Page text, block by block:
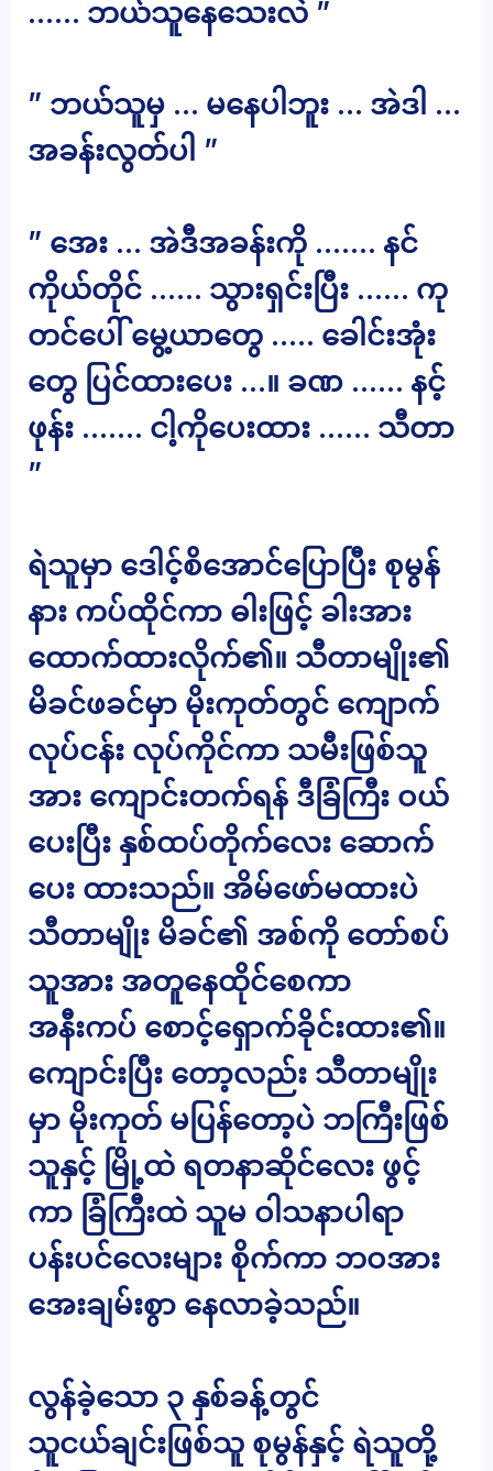
…… ဘယ်သူနေသေးလဲ ”
” ဘယ်သူမှ … မနေပါဘူး … အဲဒါ …
အခန်းလွတ်ပါ ”
” အေး … အဲဒီအခန်းကို ……. နင်
ကိုယ်တိုင် …… သွားရှင်းပြီး …… ကု
တင်ပေါ် မွေ့ယာတွေ ….. ခေါင်းအုံး
တွေ ပြင်ထားပေး …။ ခဏ …… နင့်
ဖုန်း ……. ငါ့ကိုပေးထား …… သီတာ
”
ရဲသူမှာ ဒေါင့်စိအောင်ပြောပြီး စုမွန်
နား ကပ်ထိုင်ကာ ဓါးဖြင့် ခါးအား
ထောက်ထားလိုက်၏။ သီတာမျိုး၏
မိခင်ဖခင်မှာ မိုးကုတ်တွင် ကျောက်
လုပ်ငန်း လုပ်ကိုင်ကာ သမီးဖြစ်သူ
အား ကျောင်းတက်ရန် ဒီခြံကြီး ဝယ်
ပေးပြီး နှစ်ထပ်တိုက်လေး ဆောက်
ပေး ထားသည်။ အိမ်ဖော်မထားပဲ
သီတာမျိုး မိခင်၏ အစ်ကို တော်စပ်
သူအား အတူနေထိုင်စေကာ
အနီးကပ် စောင့်ရှောက်ခိုင်းထား၏။
ကျောင်းပြီး တော့လည်း သီတာမျိုး
မှာ မိုးကုတ် မပြန်တော့ပဲ ဘကြီးဖြစ်
သူနှင့် မြို့ထဲ ရတနာဆိုင်လေး ဖွင့်
ကာ ခြံကြီးထဲ သူမ ဝါသနာပါရာ
ပန်းပင်လေးများ စိုက်ကာ ဘဝအား
အေးချမ်းစွာ နေလာခဲ့သည်။
လွန်ခဲ့သော ၃ နှစ်ခန့်တွင်
သူငယ်ချင်းဖြစ်သူ စုမွန်နှင့် ရဲသူတို့